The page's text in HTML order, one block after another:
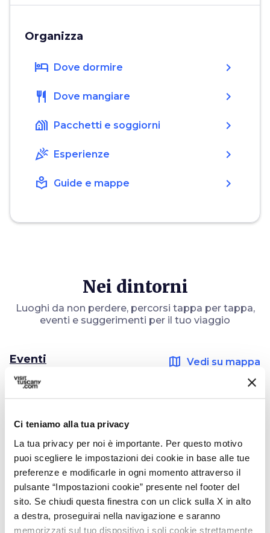
Ci teniamo alla tua privacy
La tua privacy per noi è importante. Per questo motivo
puoi scegliere le impostazioni dei cookie in base alle tue
preferenze e modificarle in ogni momento attraverso il
pulsante “Impostazioni cookie” presente nel footer del
sito. Se chiudi questa finestra con un click sulla X in alto
a destra, proseguirai nella navigazione e saranno
memorizzati sul tuo dispositivo i soli cookie strettamente
Organizza
hotel Dove dormire chevron_right
restaurant Dove mangiare chevron_right
holiday_village Pacchetti e soggiorni chevron_right
celebration Esperienze chevron_right
local_library Guide e mappe chevron_right
Nei dintorni
Luoghi da non perdere, percorsi tappa per tappa,
eventi e suggerimenti per il tuo viaggio
Eventi map Vedi su mappa
event ALTRI EVENTI
I giorni del Vino
Dal 25 apr 2026 al 27 set 2026
favorite_border